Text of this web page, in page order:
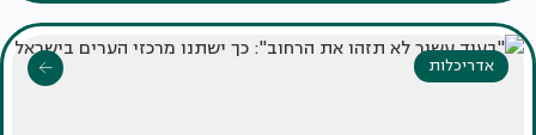
אדריכלות